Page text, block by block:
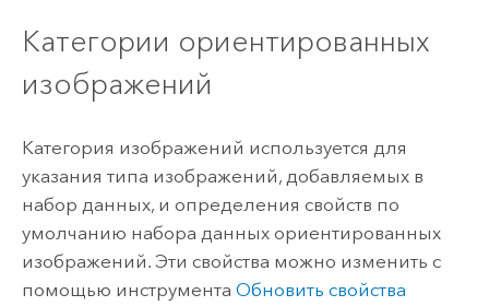
Категории ориентированных
изображений
Категория изображений используется для
указания типа изображений, добавляемых в
набор данных, и определения свойств по
умолчанию набора данных ориентированных
изображений. Эти свойства можно изменить с
помощью инструмента Обновить свойства